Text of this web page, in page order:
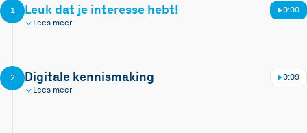
1 Leuk dat je interesse hebt!
0:00
Lees meer
2 Digitale kennismaking
0:09
Lees meer